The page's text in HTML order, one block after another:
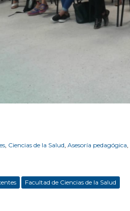
Ciencias de la Salud Asesoría pedagógica
Facultad de Ciencias de la Salud